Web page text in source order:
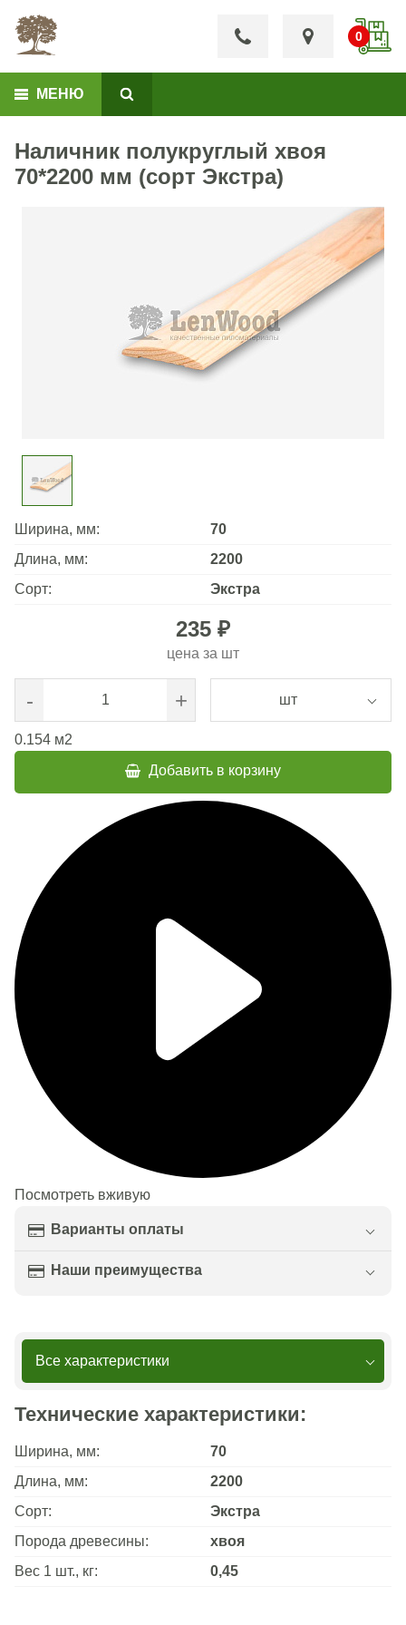
МЕНЮ
Наличник полукруглый хвоя
70*2200 мм (сорт Экстра)
Ширина, мм:
70
Длина, мм:
2200
Сорт:
Экстра
235 ₽
цена за шт
- + шт
0.154 м2
Добавить в корзину
Посмотреть вживую
Варианты оплаты
Наши преимущества
Все характеристики
Технические характеристики:
Ширина, мм:
70
Длина, мм:
2200
Сорт:
Экстра
Порода древесины:
хвоя
Вес 1 шт., кг:
0,45